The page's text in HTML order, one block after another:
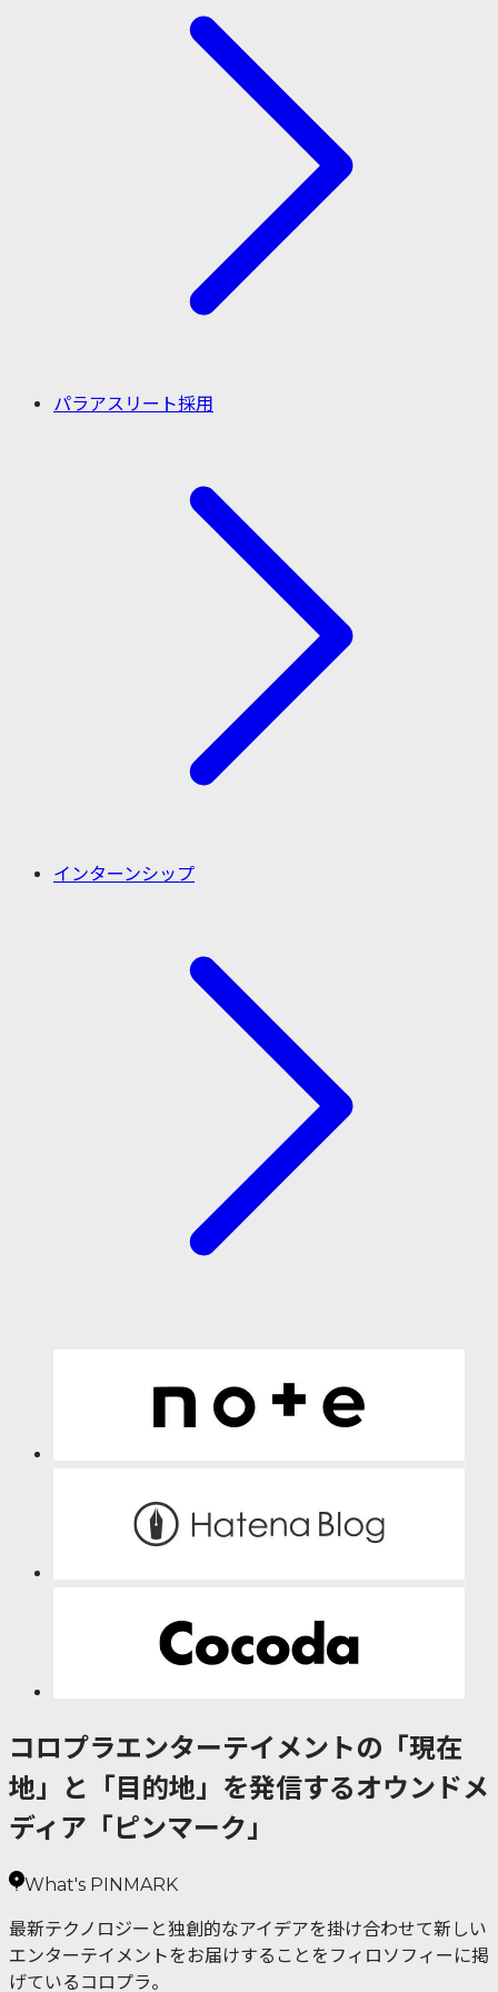
パラアスリート採用
インターンシップ
コロプラエンターテイメントの「現在
地」と「目的地」を発信するオウンドメ
ディア「ピンマーク」
What's PINMARK
最新テクノロジーと独創的なアイデアを掛け合わせて新しい
エンターテイメントをお届けすることをフィロソフィーに掲
げているコロプラ。